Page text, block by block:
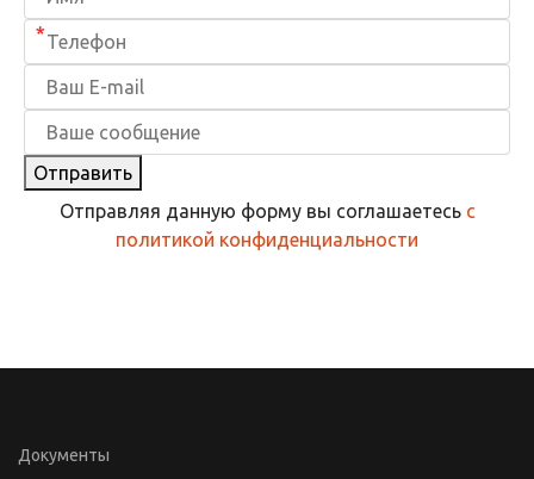
*
Отправить
Отправляя данную форму вы соглашаетесь с
политикой конфиденциальности
Документы